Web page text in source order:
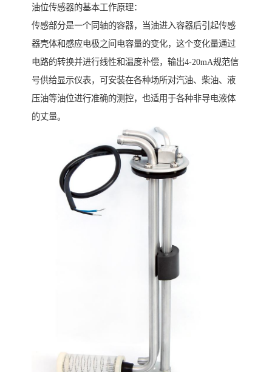
油位传感器的基本工作原理：
传感部分是一个同轴的容器，当油进入容器后引起传感
器壳体和感应电极之间电容量的变化，这个变化量通过
电路的转换并进行线性和温度补偿，输出4-20mA规范信
号供给显示仪表，可安装在各种场所对汽油、柴油、液
压油等油位进行准确的测控，也适用于各种非导电液体
的丈量。